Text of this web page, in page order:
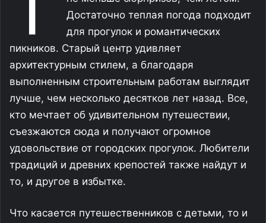
Достаточно теплая погода подходит
для прогулок и романтических
пикников. Старый центр удивляет
архитектурным стилем, а благодаря
выполненным строительным работам выглядит
лучше, чем несколько десятков лет назад. Все,
кто мечтает об удивительном путешествии,
съезжаются сюда и получают огромное
удовольствие от городских прогулок. Любители
традиций и древних крепостей также найдут и
то, и другое в избытке.
Что касается путешественников с детьми, то и